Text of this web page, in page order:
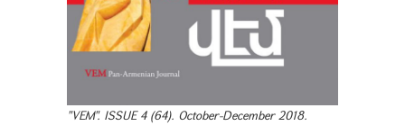
"VEM". ISSUE 4 (64). October-December 2018.